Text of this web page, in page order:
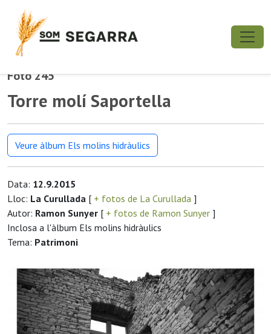
Foto 245
Torre molí Saportella
Veure àlbum Els molins hidràulics
Data: 12.9.2015
Lloc: La Curullada [ + fotos de La Curullada ]
Autor: Ramon Sunyer [ + fotos de Ramon Sunyer ]
Inclosa a l'àlbum Els molins hidràulics
Tema: Patrimoni